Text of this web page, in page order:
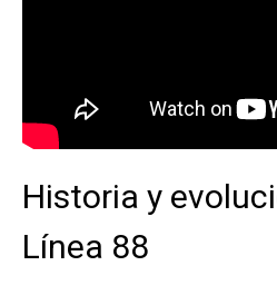
Historia y
Línea 88